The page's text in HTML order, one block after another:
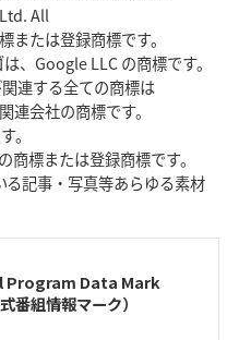
「クボタは10年いた自分のホーム」
に新クラブハウスは「皆に開かれ
揮官求める「ディフェンスの質」
All
または登録商標です。
、Google LLC の商標です。
連する全ての商標は
会社の商標です。
。
商標または登録商標です。
記事・写真等あらゆる素材
Program Data Mark
式番組情報マーク）